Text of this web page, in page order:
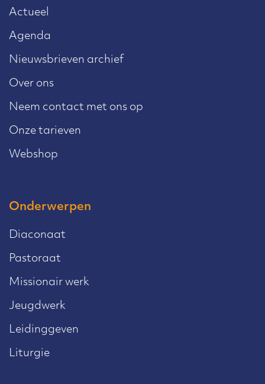
Actueel
Agenda
Nieuwsbrieven archief
Over ons
Neem contact met ons op
Onze tarieven
Webshop
Onderwerpen
Diaconaat
Pastoraat
Missionair werk
Jeugdwerk
Leidinggeven
Liturgie